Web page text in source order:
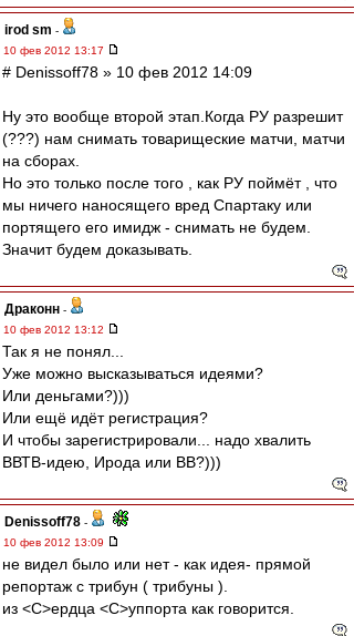
irod sm -
10 фев 2012 13:17
# Denissoff78 » 10 фев 2012 14:09
Ну это вообще второй этап.Когда РУ разрешит
(???) нам снимать товарищеские матчи, матчи
на сборах.
Но это только после того , как РУ поймёт , что
мы ничего наносящего вред Спартаку или
портящего его имидж - снимать не будем.
Значит будем доказывать.
Драконн -
10 фев 2012 13:12
Так я не понял...
Уже можно высказываться идеями?
Или деньгами?)))
Или ещё идёт регистрация?
И чтобы зарегистрировали... надо хвалить
ВВТВ-идею, Ирода или ВВ?)))
Denissoff78 -
10 фев 2012 13:09
не видел было или нет - как идея- прямой
репортаж с трибун ( трибуны ).
из <C>ердца <C>уппорта как говорится.